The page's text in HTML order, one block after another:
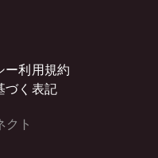
ー利用規約
づく表記
クト